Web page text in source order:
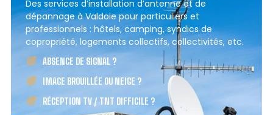
Des services d’installation d’antenne et de
dépannage à Valdoie pour particuliers et
professionnels : hôtels, camping, syndics de
copropriété, logements collectifs, collectivités, etc.
ABSENCE DE SIGNAL ?
IMAGE BROUILLÉE OU NEIGE ?
RÉCEPTION TV / TNT DIFFICILE ?